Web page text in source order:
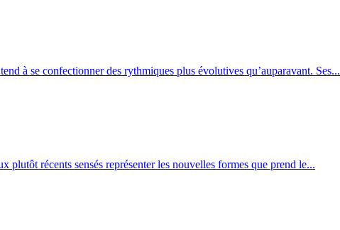
à se confectionner des rythmiques plus évolutives qu’auparavant. Ses...
récents sensés représenter les nouvelles formes que prend le...